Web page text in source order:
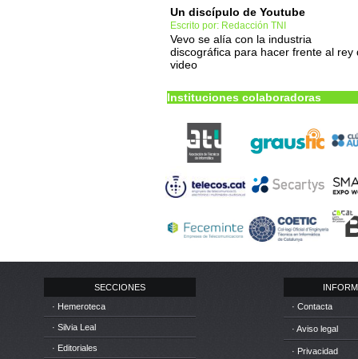
Un discípulo de Youtube
Escrito por: Redacción TNI
Vevo se alía con la industria
discográfica para hacer frente al rey
video
Instituciones colaboradoras
SECCIONES
· Hemeroteca
· Silvia Leal
· Editoriales
· Contacta
· Aviso legal
· Privacidad